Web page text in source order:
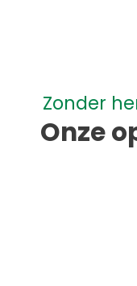
Zonder
Onze